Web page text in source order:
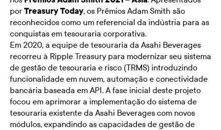
por Treasury Today, os Prêmios Adam Smith são
reconhecidos como um referencial da indústria para as
conquistas em tesouraria corporativa.
Em 2020, a equipe de tesouraria da Asahi Beverages
recorreu à Ripple Treasury para modernizar seu sistema
de gestão de tesouraria e risco (TRMS) introduzindo
funcionalidade em nuvem, automação e conectividade
bancária baseada em API. A fase inicial deste projeto
focou em aprimorar a implementação do sistema de
tesouraria existente da Asahi Beverages com novos
módulos, expandindo as capacidades de gestão de